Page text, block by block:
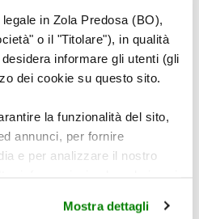
in Zola Predosa (BO),
o il "Titolare"), in qualità
informare gli utenti (gli
dei cookie su questo sito.
la funzionalità del sito,
annunci, per fornire
e per analizzare il nostro
e social media, i quali
Mostra dettagli